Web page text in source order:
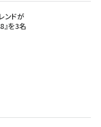
ンドが
を3名